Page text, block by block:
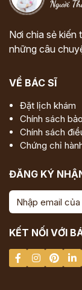
Nơi chia sẻ
những câu
VỀ BÁC SĨ
Đặt lịch khám
Chính sách
Chính sách
Chứng chỉ
ĐĂNG KÝ
KẾT NỐI VỚI